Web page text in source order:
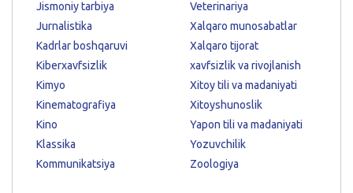
Jismoniy tarbiya
Jurnalistika
Kadrlar boshqaruvi
Kiberxavfsizlik
Kimyo
Kinematografiya
Kino
Klassika
Kommunikatsiya
Veterinariya
Xalqaro munosabatlar
Xalqaro tijorat
xavfsizlik va rivojlanish
Xitoy tili va madaniyati
Xitoyshunoslik
Yapon tili va madaniyati
Yozuvchilik
Zoologiya